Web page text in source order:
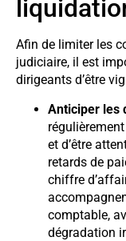
Afin de limiter les
judiciaire, il est
dirigeants d’être
Anticiper les
et d’être
retards de
chiffre
comptable,
dégradation